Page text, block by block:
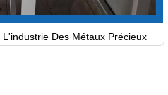
Des Métaux Précieux